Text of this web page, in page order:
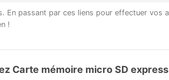
En passant par ces liens pour effectuer
!
Carte mémoire micro SD